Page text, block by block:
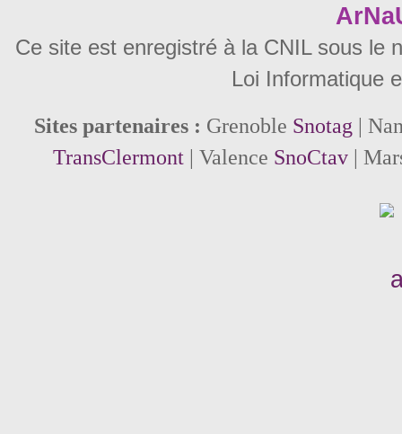
Ce site est enregistré à la CNIL sous le
Loi Informatique
Sites partenaires : Grenoble Snotag |
TransClermont| Valence SnoCtav|